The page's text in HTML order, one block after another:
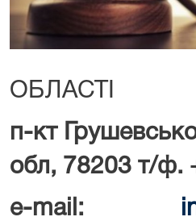
ОБЛАСТІ
п-кт
обл, 78203 т/ф.
e-mail: